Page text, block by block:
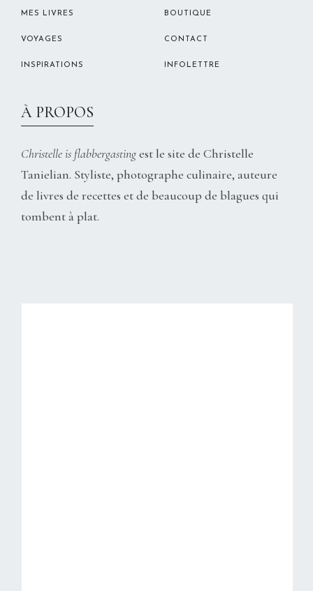
MES LIVRES
VOYAGES
INSPIRATIONS
BOUTIQUE
CONTACT
INFOLETTRE
À PROPOS
Christelle is flabbergastingest le site de Christelle
Tanielian. Styliste, photographe culinaire, auteure
de livres de recettes et de beaucoup de blagues qui
tombent à plat.